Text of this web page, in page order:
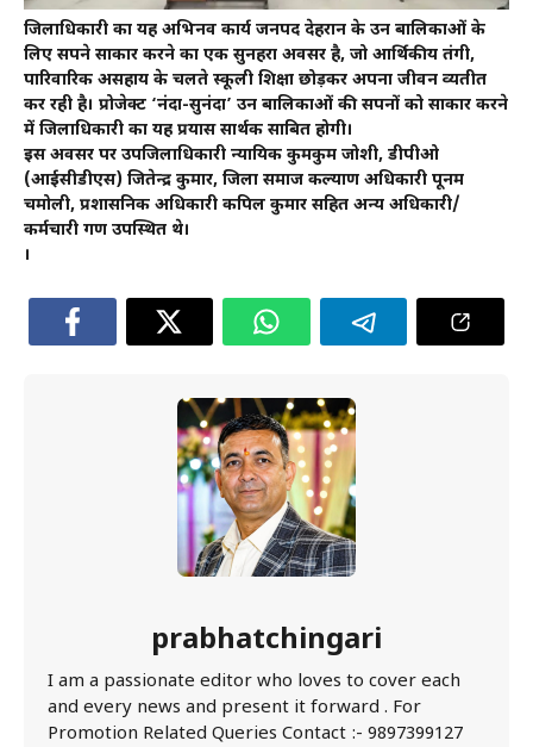
जिलाधिकारी का यह अभिनव कार्य जनपद देहरादून के उन बालिकाओं के
लिए सपने साकार करने का एक सुनहरा अवसर है, जो आर्थिकीय तंगी,
पारिवारिक असहाय के चलते स्कूली शिक्षा छोड़कर अपना जीवन व्यतीत
कर रही है। प्रोजेक्ट ‘नंदा-सुनंदा’ उन बालिकाओं की सपनों को साकार करने
में जिलाधिकारी का यह प्रयास सार्थक साबित होगी।
इस अवसर पर उपजिलाधिकारी न्यायिक कुमकुम जोशी, डीपीओ
(आईसीडीएस) जितेन्द्र कुमार, जिला समाज कल्याण अधिकारी पूनम
चमोली, प्रशासनिक अधिकारी कपिल कुमार सहित अन्य अधिकारी/
कर्मचारी गण उपस्थित थे।
।
prabhatchingari
I am a passionate editor who loves to cover each
and every news and present it forward . For
Promotion Related Queries Contact :- 9897399127